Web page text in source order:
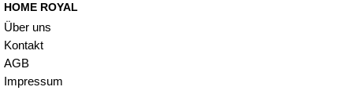
HOME ROYAL
Über uns
Kontakt
AGB
Impressum